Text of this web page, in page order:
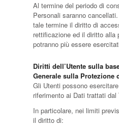
Al termine del periodo di
Personali saranno
tale termine il diritto di
rettificazione ed il diritto alla
potranno più essere
Diritti dell’Utente sulla
Generale sulla Protezione
Gli Utenti possono
riferimento ai Dati trattati dal
In particolare, nei limiti
il diritto di: